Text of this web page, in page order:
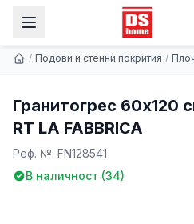
/ Подови и стенни покрития /
Гранитогрес 60x120
RT LА FABBRICA
Реф. №: FN128541
В наличност (34)
45.97 € | 89.91 лв.